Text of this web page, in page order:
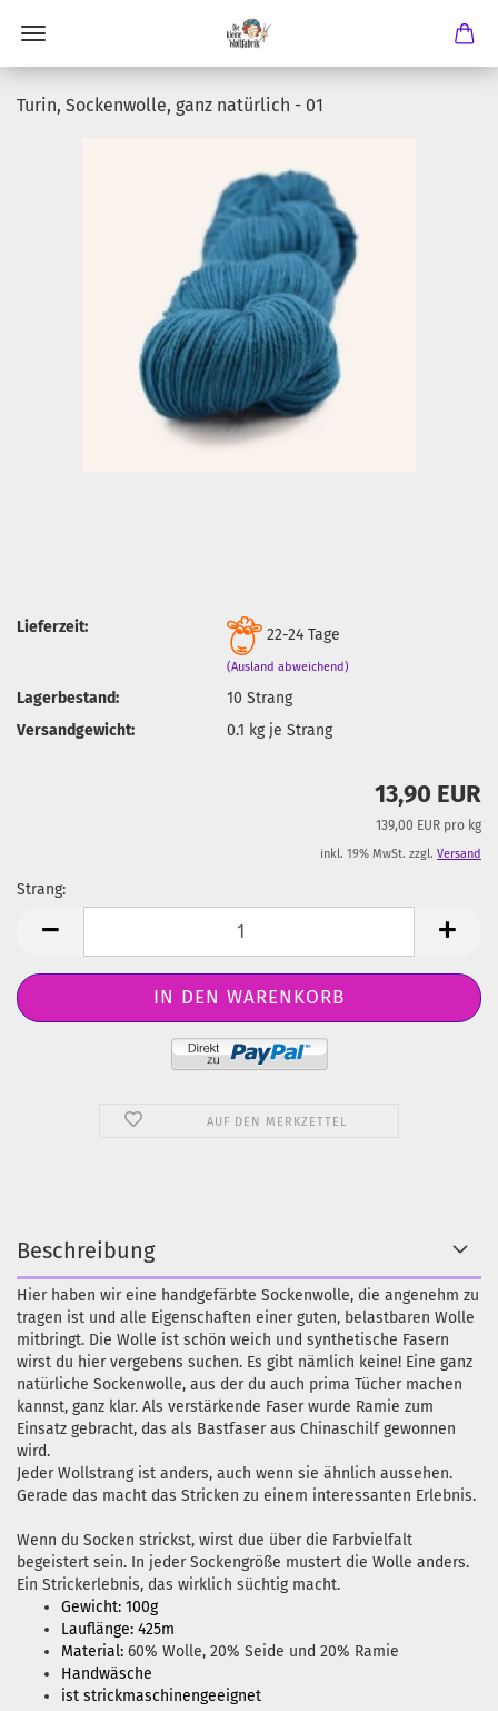
Turin, Sockenwolle, ganz natürlich - 01
Lieferzeit: 22-24 Tage
(Ausland abweichend)
Lagerbestand: 10Strang
Versandgewicht:
0.1 kg je Strang
13,90 EUR
139,00 EUR pro kg
inkl. 19% MwSt. zzgl. Versand
Strang:
AUF DEN MERKZETTEL
Beschreibung
Hier haben wir eine handgefärbte Sockenwolle, die angenehm zu
tragen ist und alle Eigenschaften einer guten, belastbaren Wolle
mitbringt. Die Wolle ist schön weich und synthetische Fasern
wirst du hier vergebens suchen. Es gibt nämlich keine! Eine ganz
natürliche Sockenwolle, aus der du auch prima Tücher machen
kannst, ganz klar. Als verstärkende Faser wurde Ramie zum
Einsatz gebracht, das als Bastfaser aus Chinaschilf gewonnen
wird.
Jeder Wollstrang ist anders, auch wenn sie ähnlich aussehen.
Gerade das macht das Stricken zu einem interessanten Erlebnis.
Wenn du Socken strickst, wirst due über die Farbvielfalt
begeistert sein. In jeder Sockengröße mustert die Wolle anders.
Ein Strickerlebnis, das wirklich süchtig macht.
Gewicht: 100g
Lauflänge: 425m
Material: 60% Wolle, 20% Seide und 20% Ramie
Handwäsche
ist strickmaschinengeeignet